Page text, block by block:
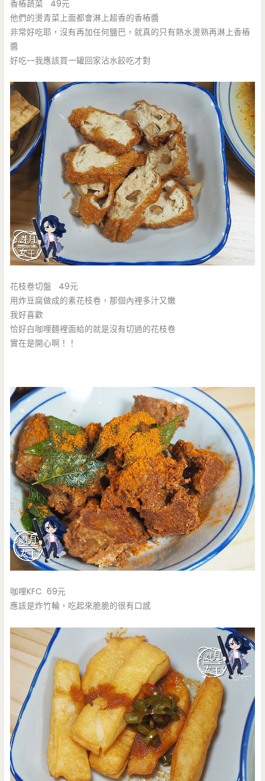
香樁蔬菜 49元
他們的燙青菜上面都會淋上超香的香樁醬
非常好吃耶，沒有再加任何鹽巴，就真的只有熱水燙熟再淋上香樁
醬
好吃~~我應該買一罐回家沾水餃吃才對
花枝卷切盤 49元
用炸豆腐做成的素花枝卷，那個內裡多汁又嫩
我好喜歡
恰好白咖哩麵裡面給的就是沒有切過的花枝卷
實在是開心啊！！
咖哩KFC 69元
應該是炸竹輪，吃起來脆脆的很有口感